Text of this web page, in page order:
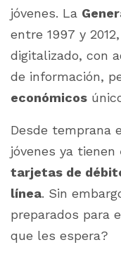
jóvenes. La
entre 1997 y
digitalizado, con
de información,
económicos
Desde temprana
jóvenes ya tienen
tarjetas de
línea. Sin
preparados para
que les espera?